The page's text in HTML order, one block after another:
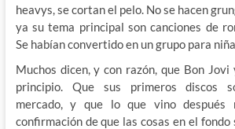
heavys, se cortan el pelo. No se hacen
ya su tema principal son canciones de
Se habían convertido en un grupo para
Muchos dicen, y con razón, que Bon Jovi
principio. Que sus primeros discos
mercado, y que lo que vino
confirmación de que las cosas en el